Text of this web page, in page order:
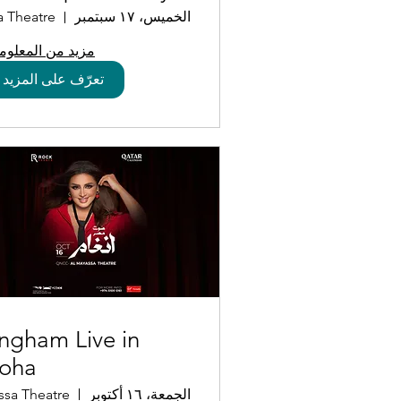
in Doha
الخميس، ١٧ سبتمبر
مزيد من
تعرّف على المزيد
Live in
الجمعة، ١٦ أكتوبر